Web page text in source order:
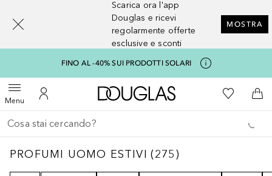
Scarica ora l'app
Douglas e ricevi
regolarmente offerte
esclusive e sconti
MOSTRA
FINO AL -40% SUI PRODOTTI SOLARI
MenuApri menuAl Mio Account
A Douglas HomeAlla Mia
Al
Torna indietro
Esegui ricerca
PROFUMI UOMO ESTIVI275
PROFUMI UOMO ESTIVI (275)
[navigation.slideout.screenreader]